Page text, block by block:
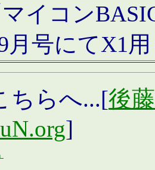
イコン
月号にてX1
ちらへ...[後
]